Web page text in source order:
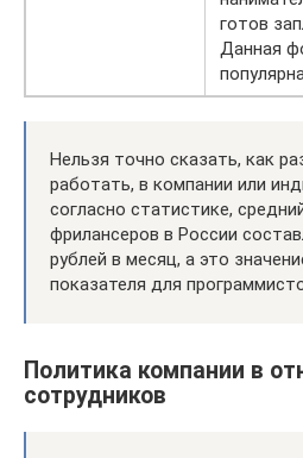
готов
Данная
Нельзя точно сказать, как
работать, в компании или
согласно статистике,
фрилансеров в России
рублей в месяц, а это
показателя для
Политика компании в
сотрудников